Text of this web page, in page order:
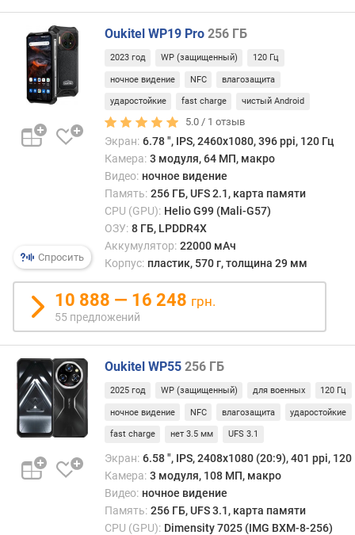
ц
о
н
н
а
с
и
г
а
т
и
р
о
в
а
н
н
о
Спросить
Oukitel WP19 Pro 256 ГБ
2023 год WP (защищенный) 120 Гц
ночное видение NFC влагозащита
ударостойкие fast charge чистый Android
5.0 / 1 отзыв
Экран: 6.78 ", IPS, 2460х1080, 396 ppi, 120 Гц
Камера: 3 модуля, 64 МП, макро
Видео: ночное видение
Память: 256 ГБ, UFS 2.1, карта памяти
CPU (GPU): Helio G99 (Mali-G57)
ОЗУ: 8 ГБ, LPDDR4X
Аккумулятор: 22000 мАч
Корпус: пластик, 570 г, толщина 29 мм
10 888 — 16 248 грн.
55 предложений
Oukitel WP55 256 ГБ
2025 год WP (защищенный) для военных 120 Гц
ночное видение NFC влагозащита ударостойкие
fast charge нет 3.5 мм UFS 3.1
Экран: 6.58 ", IPS, 2408х1080 (20:9), 401 ppi, 120
Камера: 3 модуля, 108 МП, макро
Видео: ночное видение
Память: 256 ГБ, UFS 3.1, карта памяти
CPU (GPU): Dimensity 7025 (IMG BXM-8-256)